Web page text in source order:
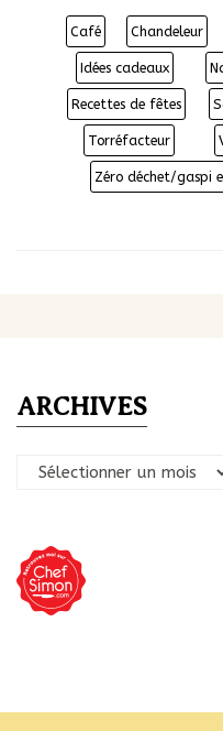
Café Chandeleur
Idées cadeaux
Recettes de fêtes
Torréfacteur
Zéro déchet/gaspi
ARCHIVES
Archives